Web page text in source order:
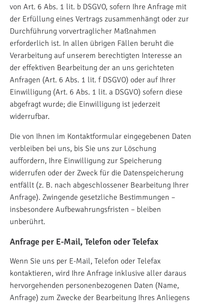
von Art. 6 Abs. 1 lit. b DSGVO, sofern Ihre Anfrage mit
der Erfüllung eines Vertrags zusammenhängt oder zur
Durchführung vorvertraglicher Maßnahmen
erforderlich ist. In allen übrigen Fällen beruht die
Verarbeitung auf unserem berechtigten Interesse an
der effektiven Bearbeitung der an uns gerichteten
Anfragen (Art. 6 Abs. 1 lit. f DSGVO) oder auf Ihrer
Einwilligung (Art. 6 Abs. 1 lit. a DSGVO) sofern diese
abgefragt wurde; die Einwilligung ist jederzeit
widerrufbar.
Die von Ihnen im Kontaktformular eingegebenen Daten
verbleiben bei uns, bis Sie uns zur Löschung
auffordern, Ihre Einwilligung zur Speicherung
widerrufen oder der Zweck für die Datenspeicherung
entfällt (z. B. nach abgeschlossener Bearbeitung Ihrer
Anfrage). Zwingende gesetzliche Bestimmungen –
insbesondere Aufbewahrungsfristen – bleiben
unberührt.
Anfrage per E-Mail, Telefon oder Telefax
Wenn Sie uns per E-Mail, Telefon oder Telefax
kontaktieren, wird Ihre Anfrage inklusive aller daraus
hervorgehenden personenbezogenen Daten (Name,
Anfrage) zum Zwecke der Bearbeitung Ihres Anliegens